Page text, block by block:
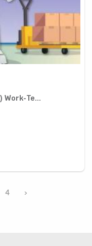
Work-Te...
4 ›